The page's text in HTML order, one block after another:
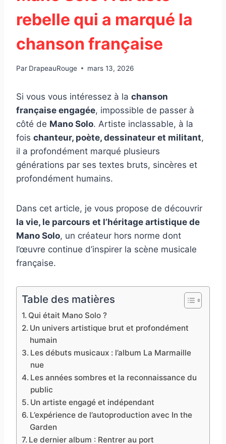
rebelle qui a marqué la
chanson française
Par DrapeauRouge mars 13, 2026
Si vous vous intéressez à la chanson
française engagée, impossible de passer à
côté de Mano Solo. Artiste inclassable, à la
fois chanteur, poète, dessinateur et militant,
il a profondément marqué plusieurs
générations par ses textes bruts, sincères et
profondément humains.
Dans cet article, je vous propose de découvrir
la vie, le parcours et l’héritage artistique de
Mano Solo, un créateur hors norme dont
l’œuvre continue d’inspirer la scène musicale
française.
Table des matières
Qui était Mano Solo ?
Un univers artistique brut et profondément
humain
Les débuts musicaux : l’album La Marmaille
nue
Les années sombres et la reconnaissance du
public
Un artiste engagé et indépendant
L’expérience de l’autoproduction avec In the
Garden
Le dernier album : Rentrer au port